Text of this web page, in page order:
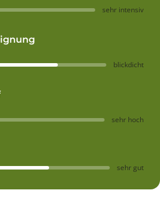
sehr intensiv
blickdicht
sehr hoch
sehr gut